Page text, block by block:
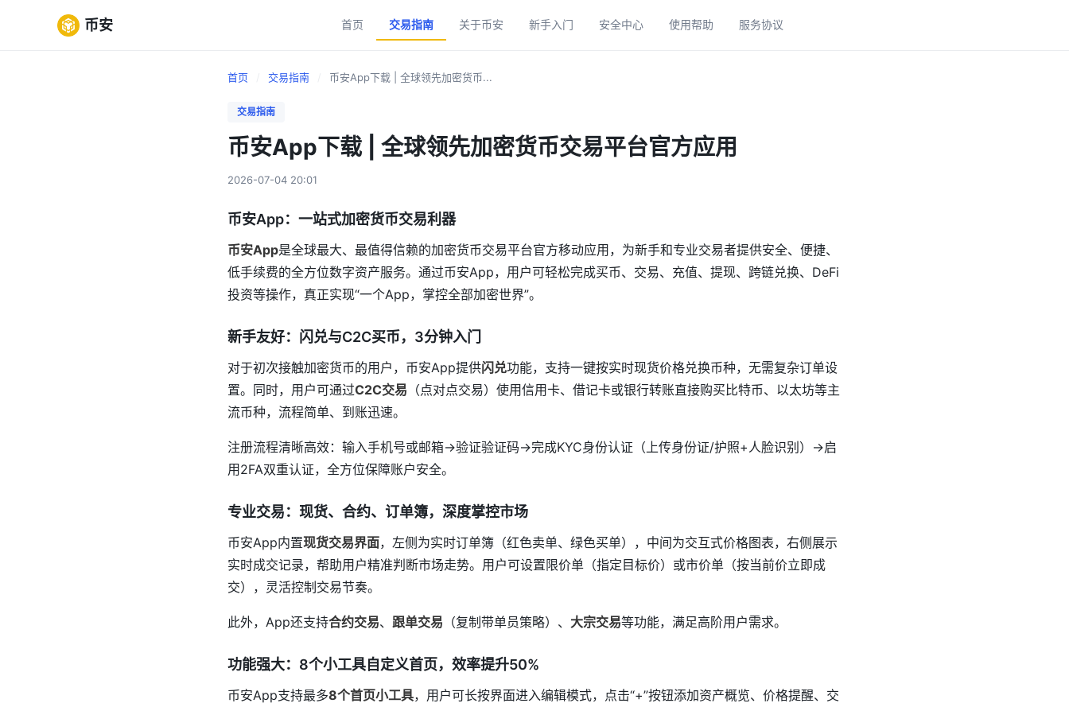
币安 首页 交易指南 关于币安 新手入门 安全中心 使用帮助 服务协议
首页 交易指南 币安App下载 | 全球领先加密货币...
交易指南
币安App下载 | 全球领先加密货币交易平台官方应用
2026-07-04 20:01
币安App：一站式加密货币交易利器
币安App是全球最大、最值得信赖的加密货币交易平台官方移动应用，为新手和专业交易者提供安全、便捷、
低手续费的全方位数字资产服务。通过币安App，用户可轻松完成买币、交易、充值、提现、跨链兑换、DeFi
投资等操作，真正实现“一个App，掌控全部加密世界”。
新手友好：闪兑与C2C买币，3分钟入门
对于初次接触加密货币的用户，币安App提供闪兑功能，支持一键按实时现货价格兑换币种，无需复杂订单设
置。同时，用户可通过C2C交易 （点对点交易）使用信用卡、借记卡或银行转账直接购买比特币、以太坊等主
流币种，流程简单、到账迅速。
注册流程清晰高效：输入手机号或邮箱→验证验证码→完成KYC身份认证（上传身份证/护照+人脸识别）→启
用2FA双重认证，全方位保障账户安全。
专业交易：现货、合约、订单簿，深度掌控市场
币安App内置现货交易界面，左侧为实时订单簿（红色卖单、绿色买单），中间为交互式价格图表，右侧展示
实时成交记录，帮助用户精准判断市场走势。用户可设置限价单（指定目标价）或市价单（按当前价立即成
交），灵活控制交易节奏。
此外，App还支持合约交易、 跟单交易 （复制带单员策略）、 大宗交易等功能，满足高阶用户需求。
功能强大：8个小工具自定义首页，效率提升50%
币安App支持最多8个首页小工具，用户可长按界面进入编辑模式，点击“+”按钮添加资产概览、价格提醒、交